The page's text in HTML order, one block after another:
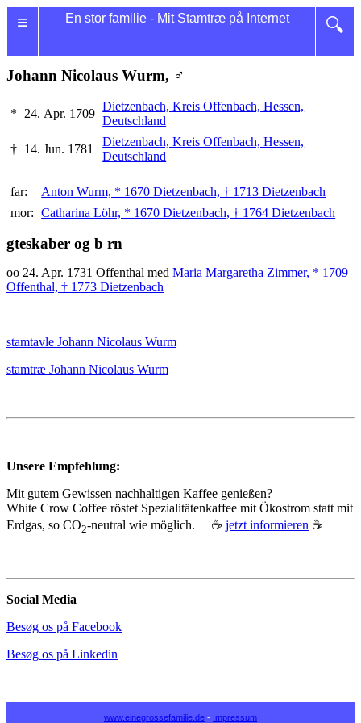
≡ 🔍
En stor familie - Mit Stamtræ på Internet
Johann Nicolaus Wurm, ♂
* 24. Apr. 1709
Dietzenbach, Kreis Offenbach, Hessen,
Deutschland
† 14. Jun. 1781
Dietzenbach, Kreis Offenbach, Hessen,
Deutschland
far:
Anton Wurm, * 1670 Dietzenbach, † 1713 Dietzenbach
mor: Catharina Löhr, * 1670 Dietzenbach, † 1764 Dietzenbach
gteskaber og b rn
oo 24. Apr. 1731 Offenthal med Maria Margaretha Zimmer, * 1709
Offenthal, † 1773 Dietzenbach
stamtavle Johann Nicolaus Wurm
stamtræ Johann Nicolaus Wurm
Unsere Empfehlung:
Mit gutem Gewissen nachhaltigen Kaffee genießen?
White Crow Coffee röstet Spezialitätenkaffee mit Ökostrom statt mit
Erdgas, so CO2‑neutral wie möglich. ☕ jetzt informieren ☕
Social Media
Besøg os på Facebook
Besøg os på Linkedin
www.einegrossefamilie.de - Impressum